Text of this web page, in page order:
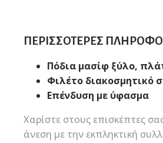
ΠΕΡΙΣΣΌΤΕΡΕΣ
Πόδια μασίφ ξύλο,
Φιλέτο διακοσμητικό
Επένδυση με ύφασμα
Χαρίστε στους επισκέπτες
άνεση με την εκπληκτική